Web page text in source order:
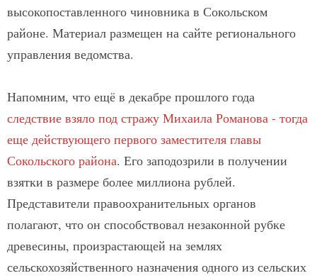
высокопоставленного чиновника в Сокольском
районе. Материал размещен на сайте регионального
управления ведомства.
Напомним, что ещё в декабре прошлого года
следствие взяло под стражу Михаила Романова - тогда
еще действующего первого заместителя главы
Сокольского района. Его заподозрили в получении
взятки в размере более миллиона рублей.
Представители правоохранительных органов
полагают, что он способствовал незаконной рубке
древесины, произрастающей на землях
сельскохозяйственного назначения одного из сельских